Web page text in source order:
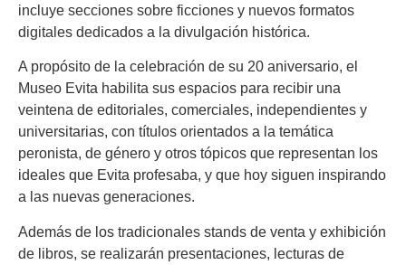
incluye secciones sobre ficciones y nuevos formatos
digitales dedicados a la divulgación histórica.
A propósito de la celebración de su 20 aniversario, el
Museo Evita habilita sus espacios para recibir una
veintena de editoriales, comerciales, independientes y
universitarias, con títulos orientados a la temática
peronista, de género y otros tópicos que representan los
ideales que Evita profesaba, y que hoy siguen inspirando
a las nuevas generaciones.
Además de los tradicionales stands de venta y exhibición
de libros, se realizarán presentaciones, lecturas de